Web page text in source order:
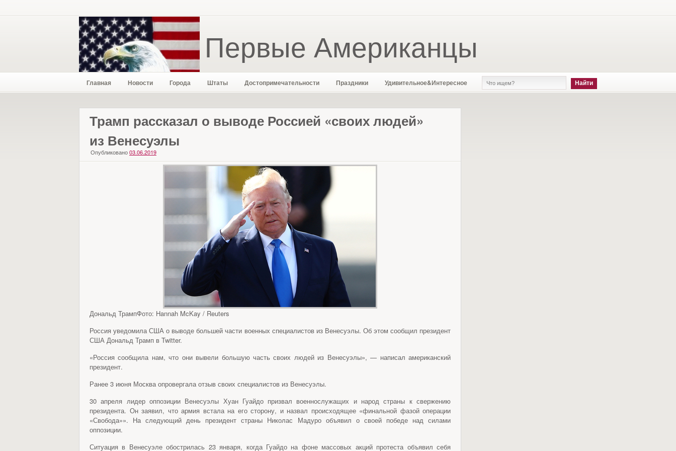
Первые Американцы
Главная Новости Города Штаты Достопримечательности Праздники Удивительное&Интересное
Трамп рассказал о выводе Россией «своих людей»
из Венесуэлы
Опубликовано03.06.2019
Дональд ТрампФото: Hannah McKay / Reuters
Россия уведомила США о выводе большей части военных специалистов из Венесуэлы. Об этом сообщил президент
США Дональд Трамп в Twitter.
«Россия сообщила нам, что они вывели большую часть своих людей из Венесуэлы», — написал американский
президент.
Ранее 3 июня Москва опровергала отзыв своих специалистов из Венесуэлы.
30 апреля лидер оппозиции Венесуэлы Хуан Гуайдо призвал военнослужащих и народ страны к свержению
президента. Он заявил, что армия встала на его сторону, и назвал происходящее «финальной фазой операции
«Свобода»». На следующий день президент страны Николас Мадуро объявил о своей победе над силами
оппозиции.
Ситуация в Венесуэле обострилась 23 января, когда Гуайдо на фоне массовых акций протеста объявил себя